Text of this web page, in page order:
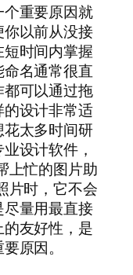
重要原因就
以前从没接
时间内掌握
名通常很直
可以通过拖
设计非常适
太多时间研
设计软件，
上忙的图片助
片时，它不会
量用最直接
友好性，是
原因。